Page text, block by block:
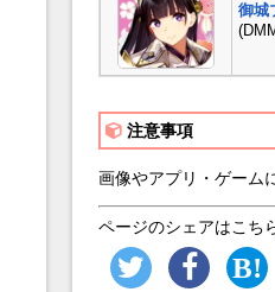
御城
注意事項
画像やアプリ・ゲーム
ページのシェアはこち